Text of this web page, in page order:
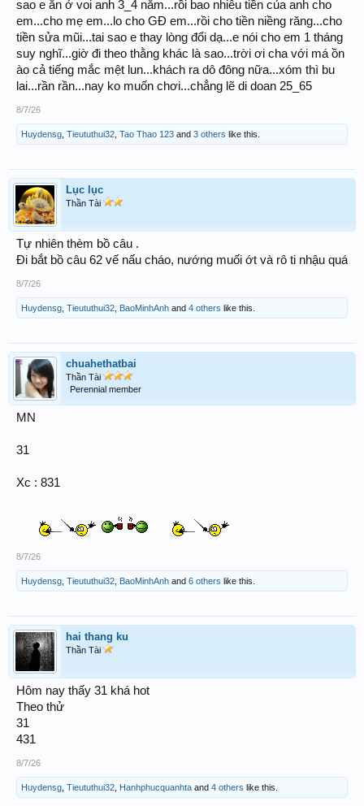
sao e ăn ở voi anh 3_4 năm...rồi bao nhiêu tiền của anh cho
em...cho mẹ em...lo cho GĐ em...rồi cho tiền niềng răng...cho
tiền sửa mũi...tai sao e thay lòng đổi dạ...e nói cho em 1 tháng
suy nghĩ...giờ đi theo thằng khác là sao...trời ơi cha với má ồn
ào cả tiếng mắc mệt lun...khách ra dô đông nữa...xóm thì bu
lai...rần rần...nay ko muốn chơi...chẳng lẽ di doan 25_65
8/7/26
Huydensg Tieututhui32 Tao Thao 123 and 3 others like this.
Lục lục
Thần Tài
Tự nhiên thèm bồ câu .
Đi bắt bồ câu 62 vế nấu cháo, nướng muối ớt và rô ti nhậu quá
8/7/26
Huydensg Tieututhui32 BaoMinhAnh and 4 others like this.
chuahethatbai
Thần Tài
Perennial member
MN
31
Xc : 831
8/7/26
Huydensg Tieututhui32 BaoMinhAnh and 6 others like this.
hai thang ku
Thần Tài
Hôm nay thấy 31 khá hot
Theo thử
31
431
8/7/26
Huydensg Tieututhui32 Hanhphucquanhta and 4 others like this.